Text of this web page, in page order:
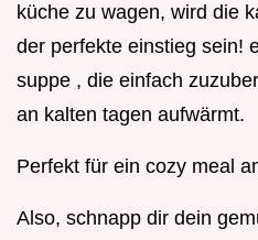
küche zu wagen, wird die
der perfekte einstieg sein!
suppe , die einfach
an kalten tagen aufwärmt.
Perfekt für ein cozy meal
Also, schnapp dir dein